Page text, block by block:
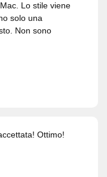
Lo stile viene
solo una
Non sono
Ottimo!